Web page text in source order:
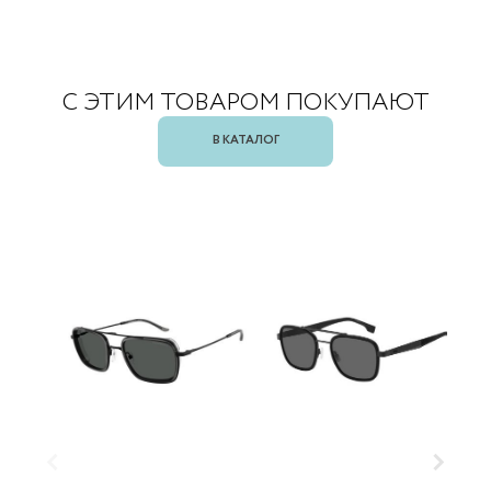
С ЭТИМ ТОВАРОМ ПОКУПАЮТ
В КАТАЛОГ